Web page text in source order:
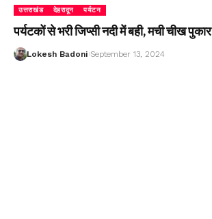
उत्तराखंड देहरादून पर्यटन
पर्यटकों से भरी जिप्सी नदी में बही, मची चीख पुकार
Lokesh Badoni September 13, 2024